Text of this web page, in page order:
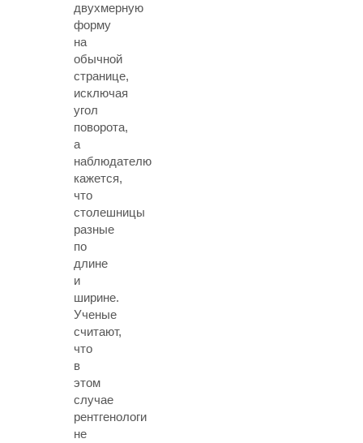
двухмерную
форму
на
обычной
странице,
исключая
угол
поворота,
а
наблюдателю
кажется,
что
столешницы
разные
по
длине
и
ширине.
Ученые
считают,
что
в
этом
случае
рентгенологи
не